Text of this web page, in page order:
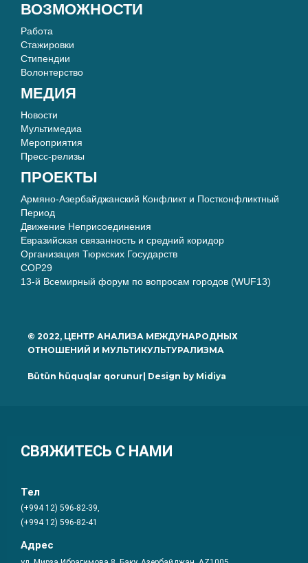
ВОЗМОЖНОСТИ
Работа
Стажировки
Стипендии
Волонтерство
МЕДИЯ
Новости
Мультимедиа
Мероприятия
Пресс-релизы
ПРОЕКТЫ
Армяно-Азербайджанский Конфликт и Постконфликтный
Период
Движение Неприсоединения
Евразийская связанность и средний коридор
Организация Тюркских Государств
COP29
13-й Всемирный форум по вопросам городов (WUF13)
© 2022, ЦЕНТР АНАЛИЗА МЕЖДУНАРОДНЫХ
ОТНОШЕНИЙ И МУЛЬТИКУЛЬТУРАЛИЗМА
Bütün hüquqlar qorunur| Design by Midiya
СВЯЖИТЕСЬ С НАМИ
Тел
(+994 12) 596-82-39,
(+994 12) 596-82-41
Адрес